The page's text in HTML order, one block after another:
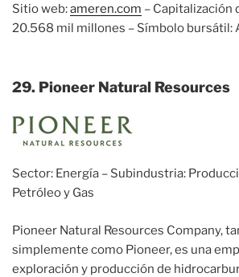
Sitio web:ameren.com – Capitalización
20.568 mil millones – Símbolo bursátil:
29. Pioneer Natural Resources
Sector: Energía – Subindustria:
Petróleo y Gas
Pioneer Natural Resources Company,
simplemente como Pioneer, es una
exploración y producción de